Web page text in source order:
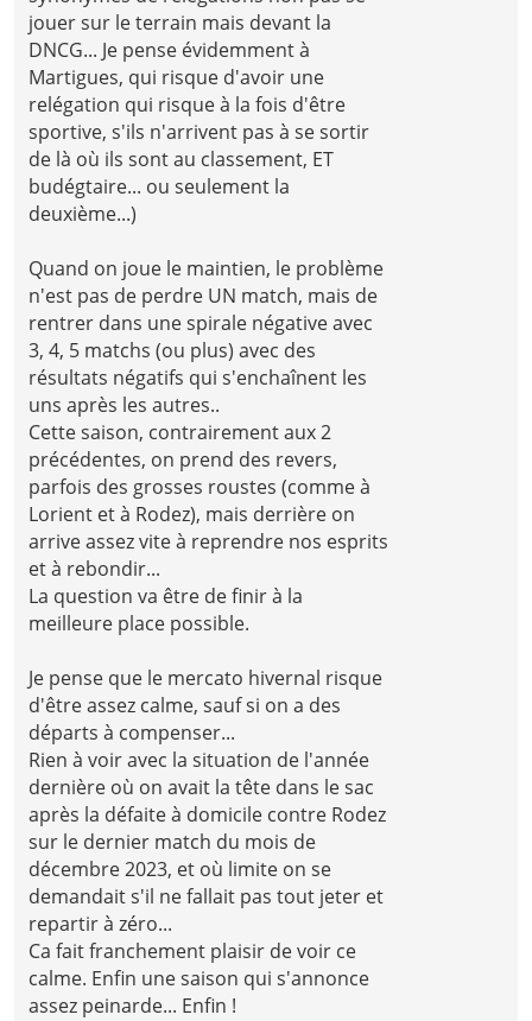
jouer sur le terrain mais devant la
DNCG... Je pense évidemment à
Martigues, qui risque d'avoir une
relégation qui risque à la fois d'être
sportive, s'ils n'arrivent pas à se sortir
de là où ils sont au classement, ET
budégtaire... ou seulement la
deuxième...)
Quand on joue le maintien, le problème
n'est pas de perdre UN match, mais de
rentrer dans une spirale négative avec
3, 4, 5 matchs (ou plus) avec des
résultats négatifs qui s'enchaînent les
uns après les autres..
Cette saison, contrairement aux 2
précédentes, on prend des revers,
parfois des grosses roustes (comme à
Lorient et à Rodez), mais derrière on
arrive assez vite à reprendre nos esprits
et à rebondir...
La question va être de finir à la
meilleure place possible.
Je pense que le mercato hivernal risque
d'être assez calme, sauf si on a des
départs à compenser...
Rien à voir avec la situation de l'année
dernière où on avait la tête dans le sac
après la défaite à domicile contre Rodez
sur le dernier match du mois de
décembre 2023, et où limite on se
demandait s'il ne fallait pas tout jeter et
repartir à zéro...
Ca fait franchement plaisir de voir ce
calme. Enfin une saison qui s'annonce
assez peinarde... Enfin !